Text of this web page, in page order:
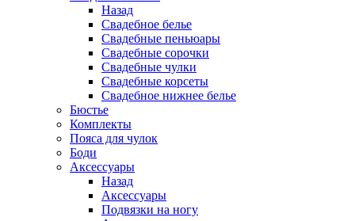
Назад
Свадебное белье
Свадебные пеньюары
Свадебные сорочки
Свадебные чулки
Свадебные корсеты
Свадебное нижнее белье
Бюстье
Комплекты
Пояса для чулок
Боди
Аксессуары
Назад
Аксессуары
Подвязки на ногу